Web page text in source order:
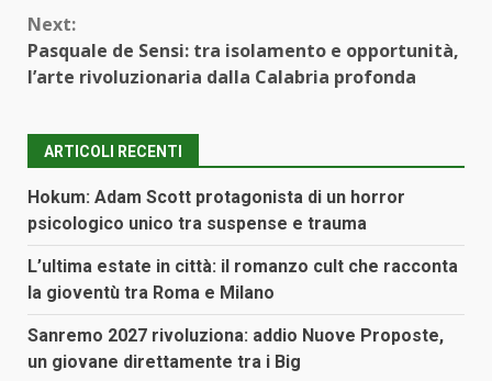
Next:
Pasquale de Sensi: tra isolamento e opportunità,
l’arte rivoluzionaria dalla Calabria profonda
ARTICOLI RECENTI
Hokum: Adam Scott protagonista di un horror
psicologico unico tra suspense e trauma
L’ultima estate in città: il romanzo cult che racconta
la gioventù tra Roma e Milano
Sanremo 2027 rivoluziona: addio Nuove Proposte,
un giovane direttamente tra i Big